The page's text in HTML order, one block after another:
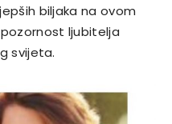
biljaka na ovom
ljubitelja
svijeta.